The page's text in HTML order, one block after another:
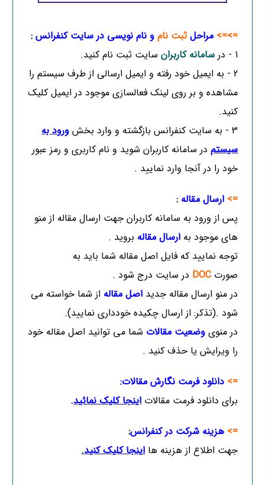
=>=> مراحل ثبت نام و نام نویسی در سایت کنفرانس:
1 - در
سامانه کاربرانسایت ثبت نام کنید.
2 - به ایمیل خود رفته و ایمیل ارسالی از طرف سیستم را
مشاهده و بر روی لینک فعالسازی موجود در ایمیل کلیک
کنید.
3 - به سایت کنفرانس بازگشته و وارد بخش
ورود به
سیستم در سامانه کاربران شوید و نام کاربری و رمز عبور
خود را در آنجا وارد نمایید .
=> ارسال مقاله :
پس از ورود به سامانه کاربران جهت ارسال مقاله از منو
های موجود به ارسال مقاله بروید .
توجه نمایید که فایل اصل مقاله شما باید به
صورت DOC در سایت درج شود .
در منو ارسال مقاله جدید اصل مقاله از شما خواسته می
شود .(تذکر: از ارسال چکیده خودداری نمایید).
در منوی وضعیت مقالات شما می توانید اصل مقاله خود
را ویرایش یا حذف کنید .
=> دانلود فرمت نگارش مقالات:
برای دانلود فرمت مقالات اینجا کلیک نمائید.
=> هزینه شرکت در کنفرانس:
جهت اطلاع از هزینه هااینجا کلیک کنید.